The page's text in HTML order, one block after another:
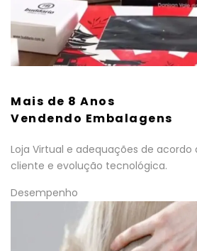
Mais de 8 Anos
Vendendo Embalagens
Loja Virtual e adequações de acordo
cliente e evolução tecnológica.
Desempenho